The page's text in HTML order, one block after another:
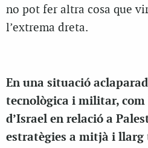
no pot fer altra cosa que
l’extrema dreta.
En una situació
tecnològica i militar, com
d’Israel en relació a
estratègies a mitjà i llarg